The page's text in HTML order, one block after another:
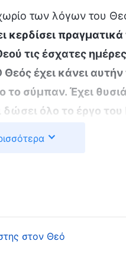
των λόγων του
κερδίσει
τις έσχατες ημέρες
Θεός έχει κάνει
σύμπαν. Έχει
δώσει όλο το έργο
οι κληρονόμοι της
στη γη να
στον Θεό